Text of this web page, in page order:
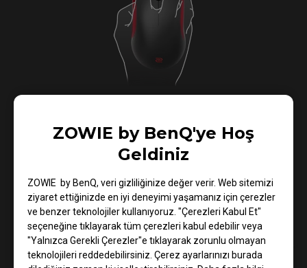
ZOWIE by BenQ'ye Hoş
Geldiniz
ZOWIE by BenQ, veri gizliliğinize değer verir. Web sitemizi
ziyaret ettiğinizde en iyi deneyimi yaşamanız için çerezler
ve benzer teknolojiler kullanıyoruz. "Çerezleri Kabul Et"
seçeneğine tıklayarak tüm çerezleri kabul edebilir veya
"Yalnızca Gerekli Çerezler"e tıklayarak zorunlu olmayan
teknolojileri reddedebilirsiniz. Çerez ayarlarınızı burada